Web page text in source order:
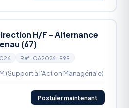
H/F – Alternance
(67)
Réf : OA2026-999
(Support à l'Action Managériale)
Postuler maintenant